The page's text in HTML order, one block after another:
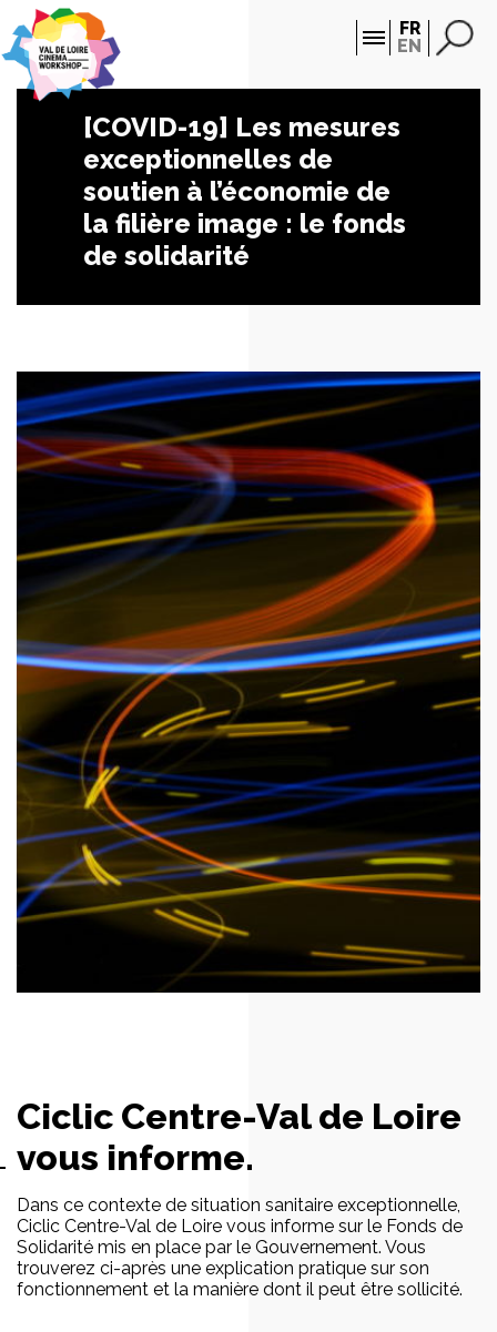
FR
EN
[COVID-19] Les mesures
exceptionnelles de
soutien à l’économie de
la filière image : le fonds
de solidarité
Ciclic Centre-Val de Loire
vous informe.
Dans ce contexte de situation sanitaire exceptionnelle,
Ciclic Centre-Val de Loire vous informe sur le Fonds de
Solidarité mis en place par le Gouvernement. Vous
trouverez ci-après une explication pratique sur son
fonctionnement et la manière dont il peut être sollicité.
Panneau de gestion des cookies